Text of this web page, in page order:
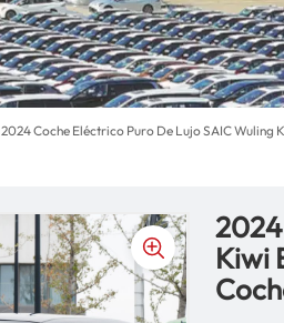
2024 Coche Eléctrico Puro De Lujo SAIC Wuling
Kiwi